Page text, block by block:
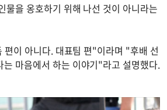
물을 옹호하기 위해 나선 것이 아니라는
편이 아니다. 대표팀 편"이라며 "후배 선
는 마음에서 하는 이야기"라고 설명했다.